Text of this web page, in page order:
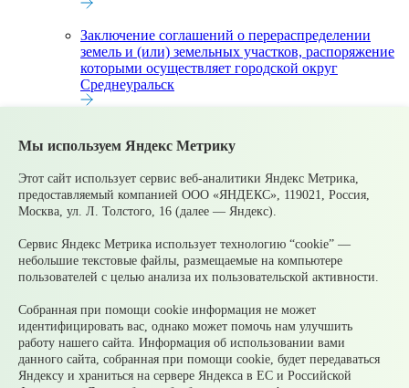
Заключение соглашений о перераспределении
земель и (или) земельных участков, распоряжение
которыми осуществляет городской округ
Среднеуральск
земельных участков, находящихся в
предоставления земельных участков и
установления сервитута на территории ГО
Среднеуральск
Включение жилых помещений в состав
специализированного жилищного фонда на
Среднеуральск Свердловской области
Мы используем Яндекс Метрику
Этот сайт использует сервис веб-аналитики Яндекс Метрика,
предоставляемый компанией ООО «ЯНДЕКС», 119021, Россия,
Москва, ул. Л. Толстого, 16 (далее — Яндекс).
Сервис Яндекс Метрика использует технологию “cookie” —
небольшие текстовые файлы, размещаемые на компьютере
пользователей с целью анализа их пользовательской активности.
Собранная при помощи cookie информация не может
идентифицировать вас, однако может помочь нам улучшить
работу нашего сайта. Информация об использовании вами
данного сайта, собранная при помощи cookie, будет передаваться
Яндексу и храниться на сервере Яндекса в ЕС и Российской
© 2026 Официальный сайт Муниципального округа
Среднеуральск Свердловской области